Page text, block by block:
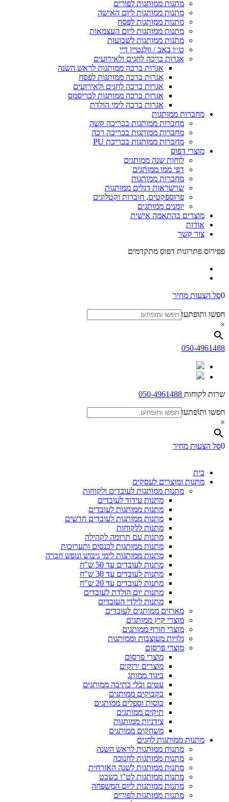
מתנות ממותגות לפורים
מתנות ממותגות ליום האישה
מתנות ממותגות לפסח
מתנות ממותגות ליום העצמאות
מתנות ממותגות לשבועות
ט׳׳ו באב / וולנטיין דיי
אגרות ברכה לחגים ולאירועים
אגרות ברכה ממותגות לראש השנה
אגרות ברכה ממותגות לפסח
אגרות ברכה לחגים ולאירועים
אגרות ברכה ממותגות לכריסמס
אגרות ברכה לימי הולדת
מחברות ממותגות
מחברות ממותגות בכריכה קשה
מחברות ממותגות בכריכה רכה
מחברות ממותגות בכריכת PU
מוצרי דפוס
לוחות שנה ממותגים
דפי ממו ממותגים
מחברות ממותגות
שרשראות דגלים ממותגות
פרוספקטים, חוברות וקטלוגים
יומנים ממותגים
מוצרים בהתאמה אישית
אודות
צור קשר
פפירוס פתרונות דפוס מתקדמים
0סל הצעות מחיר
חפשו ותופתעו
×
050-4961488
שרות לקוחות
חפשו ותופתעו
×
0סל הצעות מחיר
בית
מתנות ומוצרים לעסקים
מתנות ממותגות לעובדים ולקוחות
מתנות עידוד לעובדים
מתנות ממותגות לעובדים
מתנות ממותגות לעובדים חדשים
מתנות ללקוחות
מתנות עם תרומה לקהילה
מתנות ממותגות לכנסים ותערוכות
מתנות ממותגות לימי גיבוש ונופש חברה
מתנות לעובדים עד 50 ש"ח
מתנות לעובדים עד 30 ש"ח
מתנות לעובדים עד 20 ש"ח
מתנות יום הולדת לעובדים
מתנות לילדי העובדים
מארזים ממותגים לעובדים
מוצרי קיץ ממותגים
מוצרי חורף ממותגים
גלויות מעוצבות וממותגות
מוצרי פרסום
מוצרי פרסום
מוצרים ירוקים
ביגוד ממותג
עטים וכלי כתיבה ממותגים
בקבוקים ממותגים
כוסות וספלים ממותגים
תיקים ממותגים
צידניות ממותגות
משחקים ממותגים
מתנות ממותגות לחגים
מתנות ממותגות לראש השנה
מתנות ממותגות לחנוכה
מתנות ממותגות לשנה האזרחית
מתנות ממותגות לט"ו בשבט
מתנות ממותגות ליום המשפחה
מתנות ממותגות לפורים